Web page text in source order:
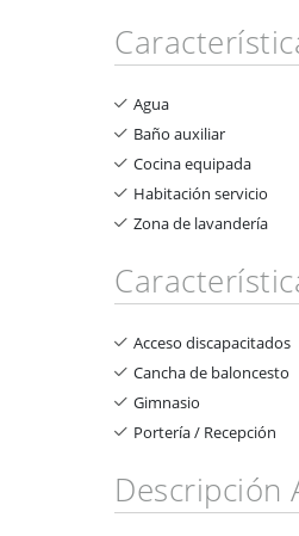
Agua
Baño auxiliar
Cocina equipada
Habitación servicio
Zona de lavandería
Acceso discapacitados
Cancha de baloncesto
Gimnasio
Portería / Recepción
Descripción